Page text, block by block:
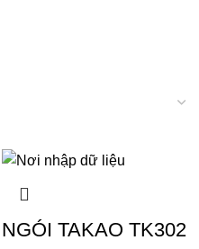
NGÓI TAKAO TK302